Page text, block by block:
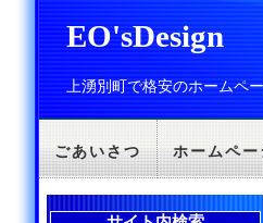
EO'sDesign
上湧別町で格安のホームペ
ごあいさつ ホームペー